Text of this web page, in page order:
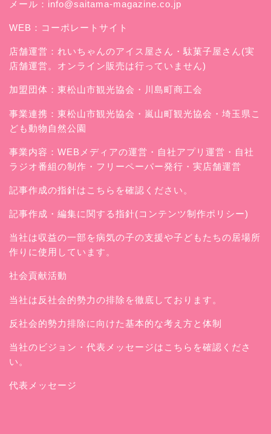
メール： info@saitama-magazine.co.jp
WEB： コーポレートサイト
店舗運営： れいちゃんのアイス屋さん ・駄菓子屋さん(実
店舗運営。オンライン販売は行っていません)
加盟団体：東松山市観光協会・川島町商工会
事業連携：東松山市観光協会・嵐山町観光協会・埼玉県こ
ども動物自然公園
事業内容：WEBメディアの運営・自社アプリ運営・自社
ラジオ番組の制作・フリーペーパー発行・実店舗運営
記事作成の指針はこちらを確認ください。
記事作成・編集に関する指針(コンテンツ制作ポリシー)
当社は収益の一部を病気の子の支援や子どもたちの居場所
作りに使用しています。
社会貢献活動
当社は反社会的勢力の排除を徹底しております。
反社会的勢力排除に向けた基本的な考え方と体制
当社のビジョン・代表メッセージはこちらを確認くださ
い。
代表メッセージ